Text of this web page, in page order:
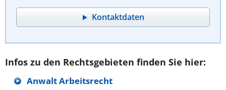
Kontaktdaten
Infos zu den Rechtsgebieten finden Sie hier:
Anwalt Arbeitsrecht